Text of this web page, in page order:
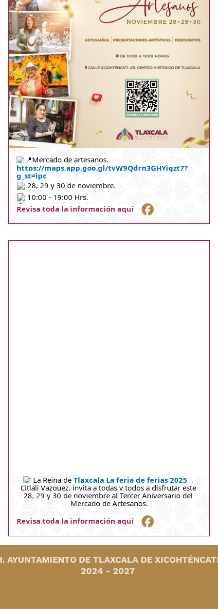
Mercado de artesanos.
https://maps.app.goo.gl/tvW9Qdrn3GHYiqzt7?
g_st=ipc
28, 29 y 30 de noviembre.
10:00 - 19:00 Hrs.
Revisa toda la información aquí
La Reina de Tlaxcala La feria de ferias 2025 ,
Citlali Vazquez, invita a todas y todos a disfrutar este
28, 29 y 30 de noviembre al Tercer Aniversario del
Mercado de Artesanos.
Revisa toda la información aquí
AYUNTAMIENTO DE TLAXCALA DE
2024 - 2027